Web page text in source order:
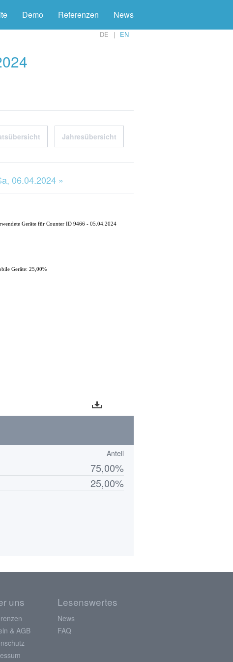
Demo Referenzen News
DE EN
Jahresübersicht
06.04.2024 »
Geräte: 25,00%
Geräte für Counter ID 9466 - 05.04.2024
Anteil
75,00%
25,00%
uns
& AGB
Lesenswertes
News
FAQ